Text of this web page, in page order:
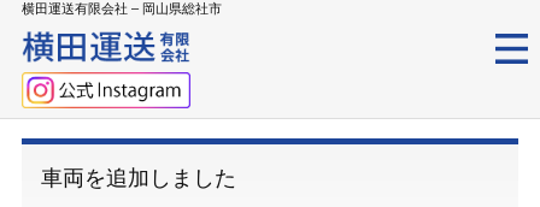
横田運送有限会社 – 岡山県総社市
車両を追加しました